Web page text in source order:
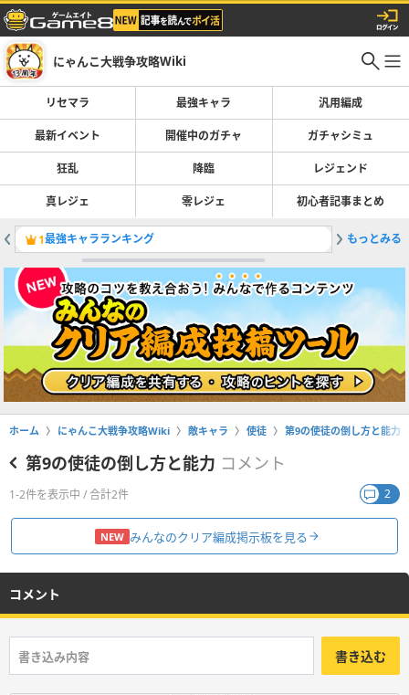
にゃんこ大戦争攻略Wiki
リセマラ 最強キャラ 汎用編成
最新イベント 開催中のガチャ ガチャシミュ
狂乱 降臨 レジェンド
真レジェ 零レジェ 初心者記事まとめ
1最強キャラランキング 2ガチャ
もっとみる
ホーム にゃんこ大戦争攻略Wiki 敵キャラ 使徒 第9の使徒の倒し方と能力
第9の使徒の倒し方と能力 コメント
1-2件を表示中 / 合計2件 2
NEW みんなのクリア編成掲示板を見る
コメント
書き込む